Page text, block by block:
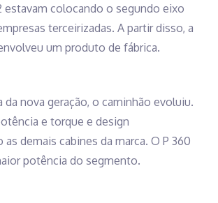
estavam colocando o segundo eixo
terceirizadas. A partir disso, a
um produto de fábrica.
da nova geração, o caminhão evoluiu.
e torque e design
as demais cabines da marca. O P 360
potência do segmento.